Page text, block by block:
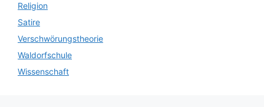
Religion
Satire
Verschwörungstheorie
Waldorfschule
Wissenschaft